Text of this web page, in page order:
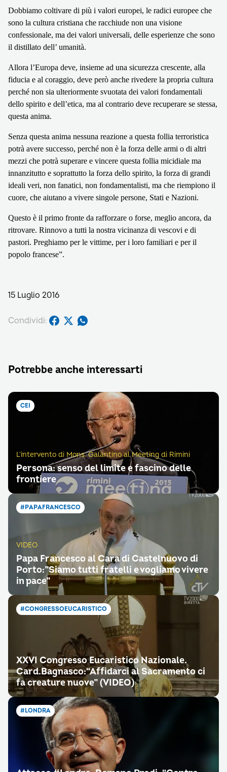
Dobbiamo coltivare di più i valori europei, le radici europee che
sono la cultura cristiana che racchiude non una visione
confessionale, ma dei valori universali, delle esperienze che sono
il distillato dell’ umanità.
Allora l’Europa deve, insieme ad una sicurezza crescente, alla
fiducia e al coraggio, deve però anche rivedere la propria cultura
perché non sia ulteriormente svuotata dei valori fondamentali
dello spirito e dell’etica, ma al contrario deve recuperare se stessa,
questa anima.
Senza questa anima nessuna reazione a questa follia terroristica
potrà avere successo, perché non è la forza delle armi o di altri
mezzi che potrà superare e vincere questa follia micidiale ma
innanzitutto e soprattutto la forza dello spirito, la forza di grandi
ideali veri, non fanatici, non fondamentalisti, ma che riempiono il
cuore, che aiutano a vivere singole persone, Stati e Nazioni.
Questo è il primo fronte da rafforzare o forse, meglio ancora, da
ritrovare. Rinnovo a tutti la nostra vicinanza di vescovi e di
pastori. Preghiamo per le vittime, per i loro familiari e per il
popolo francese”.
15 Luglio 2016
Condividi:
Potrebbe anche interessarti
CEI
L'intervento di Mons. Galantino al Meeting di Rimini
Persona: senso del limite e fascino delle
frontiere
#PAPAFRANCESCO
VIDEO
Papa Francesco al Cara di Castelnuovo di
Porto:”Siamo tutti fratelli e vogliamo vivere
in pace”
#CONGRESSOEUCARISTICO
XXVI Congresso Eucaristico Nazionale.
Card.Bagnasco:“Affidarci al Sacramento ci
fa creature nuove” (VIDEO)
#LONDRA